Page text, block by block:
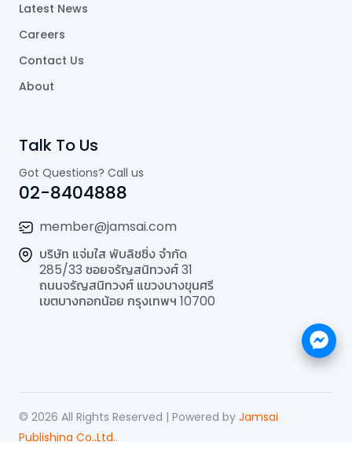
Latest News
Careers
Contact Us
About
Talk To Us
Got Questions? Call us
02-8404888
member@jamsai.com
บริษัท แจ่มใส พับลิชชิ่ง จำกัด
285/33 ซอยจรัญสนิทวงศ์ 31
ถนนจรัญสนิทวงศ์ แขวงบางขุนศรี
เขตบางกอกน้อย กรุงเทพฯ 10700
© 2026 All Rights Reserved | Powered by Jamsai
Publishing Co.,Ltd..